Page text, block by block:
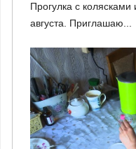
Прогулка с
августа. Приглашаю...